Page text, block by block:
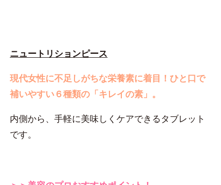
ニュートリションピース
現代女性に不足しがちな栄養素に着目！ ひと口で
補いやすい６種類の「キレイの素」。
内側から、手軽に美味しくケアできるタブレット
です。